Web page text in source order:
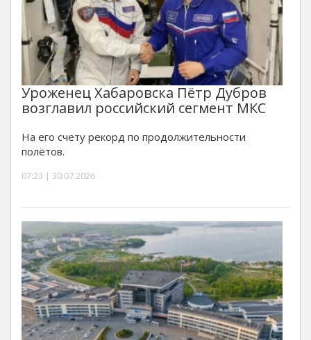
Уроженец Хабаровска Пётр Дубров
возглавил российский сегмент МКС
На его счету рекорд по продолжительности
полётов.
07:23 | 30.07.2026